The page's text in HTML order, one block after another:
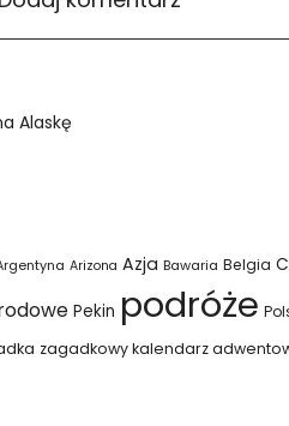
Alaskę
Arizona Azja Bawaria Belgia
Pekin podróże
zagadkowy kalendarz